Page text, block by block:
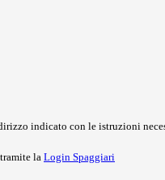
indicato con le istruzioni
la Login Spaggiari